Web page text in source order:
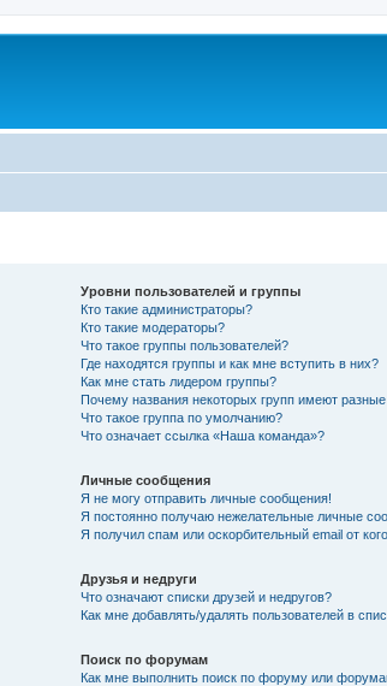
Уровни пользователей и группы
Кто такие администраторы?
Кто такие модераторы?
Что такое группы пользователей?
Где находятся группы и как мне вступить в них?
Как мне стать лидером группы?
Почему названия некоторых групп имеют разные
Что такое группа по умолчанию?
Что означает ссылка «Наша команда»?
Личные сообщения
Я не могу отправить личные сообщения!
Я постоянно получаю нежелательные личные
Я получил спам или оскорбительный email от
Друзья и недруги
Что означают списки друзей и недругов?
Как мне добавлять/удалять пользователей в
Поиск по форумам
Как мне выполнить поиск по форуму или